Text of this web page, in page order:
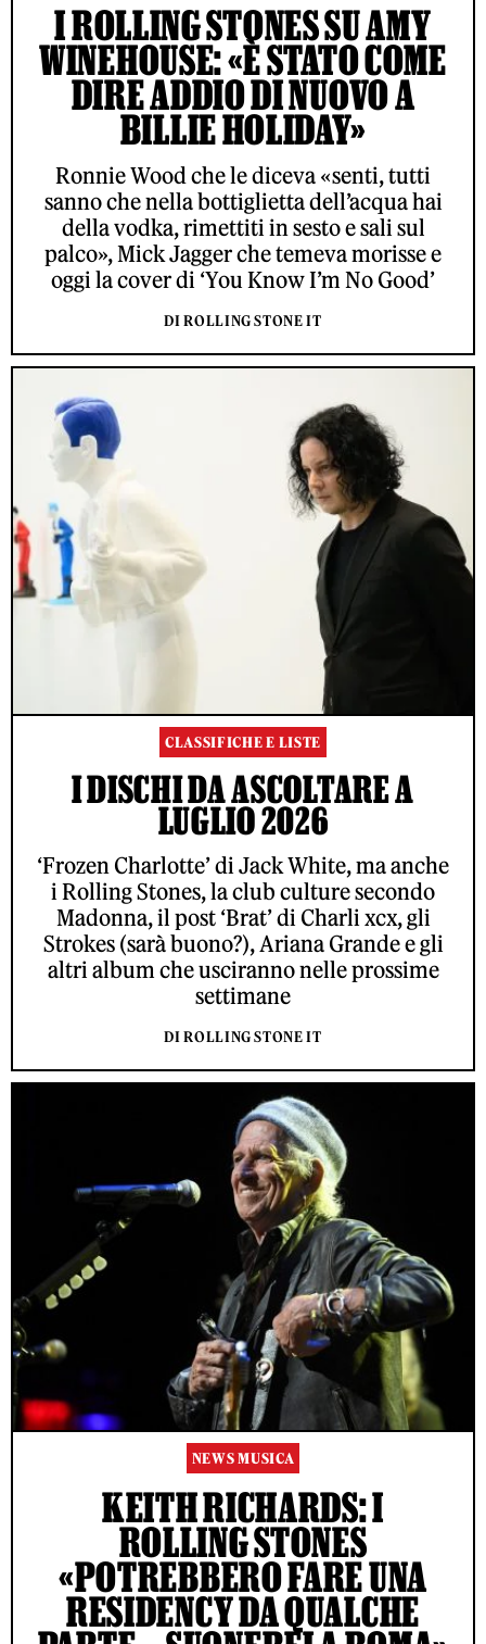
I ROLLING STONES SU AMY
WINEHOUSE: «È STATO COME
DIRE ADDIO DI NUOVO A
BILLIE HOLIDAY»
Ronnie Wood che le diceva «senti, tutti
sanno che nella bottiglietta dell’acqua hai
della vodka, rimettiti in sesto e sali sul
palco», Mick Jagger che temeva morisse e
oggi la cover di ‘You Know I’m No Good’
DI ROLLING STONE IT
CLASSIFICHE E LISTE
I DISCHI DA ASCOLTARE A
LUGLIO 2026
‘Frozen Charlotte’ di Jack White, ma anche
i Rolling Stones, la club culture secondo
Madonna, il post ‘Brat’ di Charli xcx, gli
Strokes (sarà buono?), Ariana Grande e gli
altri album che usciranno nelle prossime
settimane
DI ROLLING STONE IT
NEWS MUSICA
KEITH RICHARDS: I
ROLLING STONES
«POTREBBERO FARE UNA
RESIDENCY DA QUALCHE